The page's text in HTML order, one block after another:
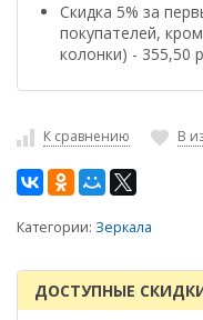
Скидка 5% за
покупателей,
колонки) - 355,50
К сравнению В
Категории: Зеркала
ДОСТУПНЫЕ